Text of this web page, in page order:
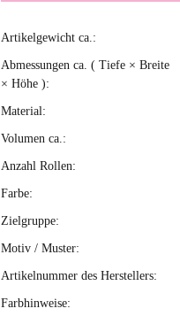
Produkteigenschaft
Wert
Artikelgewicht ca.:
Abmessungen ca. ( Tiefe × Breite
× Höhe ):
Material:
Volumen ca.:
Anzahl Rollen:
Farbe:
Zielgruppe:
Motiv / Muster:
Artikelnummer des Herstellers:
Farbhinweise: